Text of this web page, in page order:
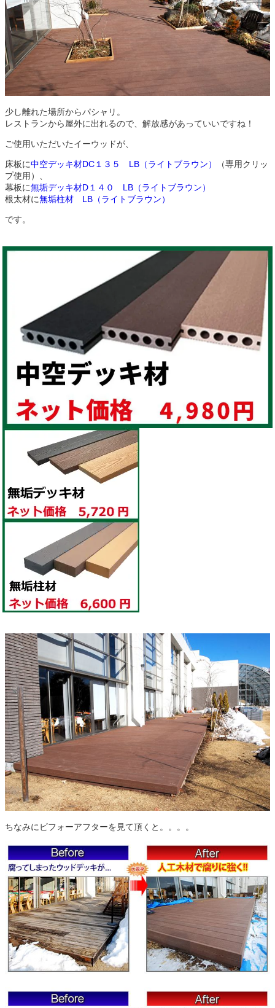
少し離れた場所からパシャリ。
レストランから屋外に出れるので、解放感があっていいですね！
ご使用いただいたイーウッドが、
床板に中空デッキ材DC１３５ LB（ライトブラウン）
（専用クリッ
プ使用）、
幕板に無垢デッキ材D１４０ LB（ライトブラウン）
根太材に無垢柱材 LB（ライトブラウン）
です。
ちなみにビフォーアフターを見て頂くと。。。。